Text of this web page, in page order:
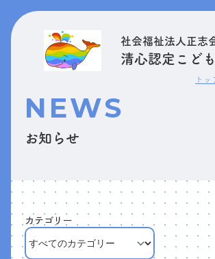
社会福祉法人正志
清心認定こど
トッ
NEWS
お知らせ
カテゴリー